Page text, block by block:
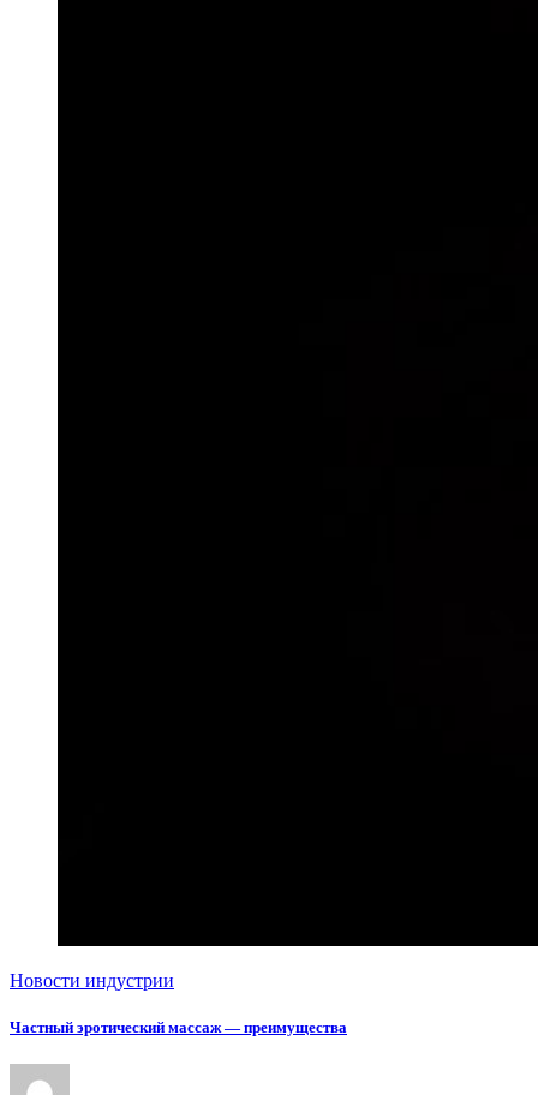
Новости индустрии
Частный эротический массаж — преимущества